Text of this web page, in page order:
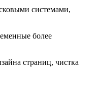
системами,
более
страниц, чистка